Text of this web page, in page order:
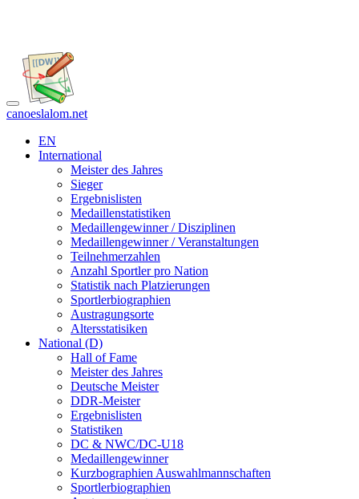
canoeslalom.net
EN
International
Meister des Jahres
Sieger
Ergebnislisten
Medaillenstatistiken
Medaillengewinner / Disziplinen
Medaillengewinner / Veranstaltungen
Teilnehmerzahlen
Anzahl Sportler pro Nation
Statistik nach Platzierungen
Sportlerbiographien
Austragungsorte
Altersstatisiken
National (D)
Hall of Fame
Meister des Jahres
Deutsche Meister
DDR-Meister
Ergebnislisten
Statistiken
DC & NWC/DC-U18
Medaillengewinner
Kurzbographien Auswahlmannschaften
Sportlerbiographien